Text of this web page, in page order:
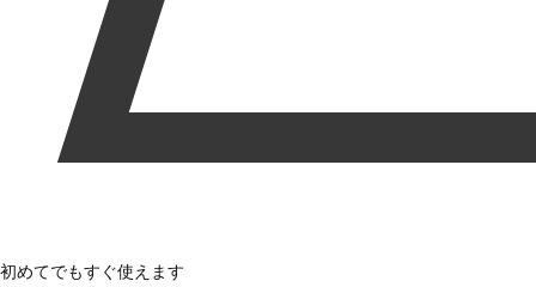
初めてでもすぐ使えます